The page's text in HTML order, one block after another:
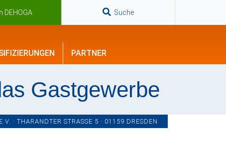
DEHOGA Suche
PARTNER
Gastgewerbe
· THARANDTER STRASSE 5 · 01159 DRESDEN